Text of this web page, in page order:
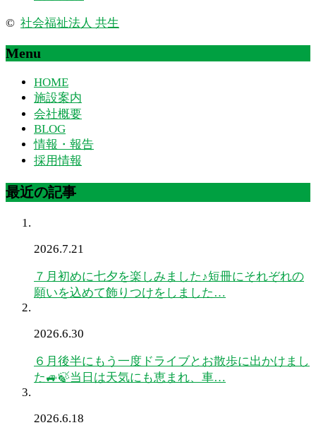
© 社会福祉法人 共生
Menu
HOME
施設案内
会社概要
BLOG
情報・報告
採用情報
最近の記事
2026.7.21
７月初めに七夕を楽しみました♪短冊にそれぞれの
願いを込めて飾りつけをしました…
2026.6.30
６月後半にもう一度ドライブとお散歩に出かけまし
た🚙🍃当日は天気にも恵まれ、車…
2026.6.18